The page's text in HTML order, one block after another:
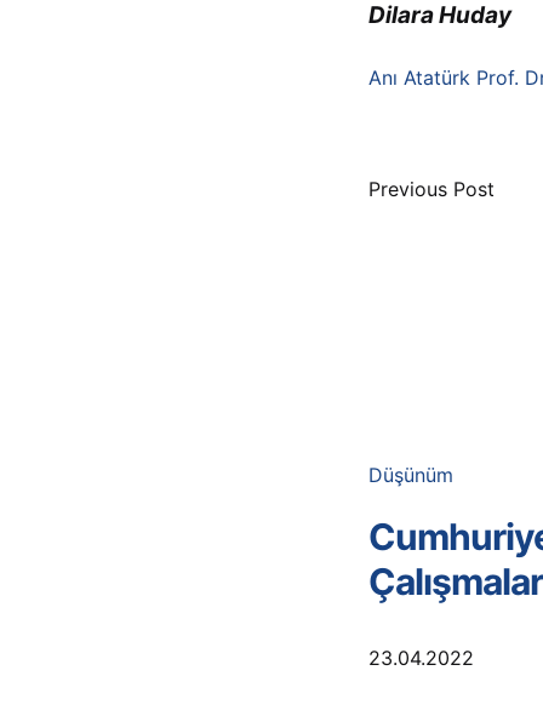
Dilara Huday
Anı Atatürk Prof.
Previous Post
Düşünüm
23.04.2022